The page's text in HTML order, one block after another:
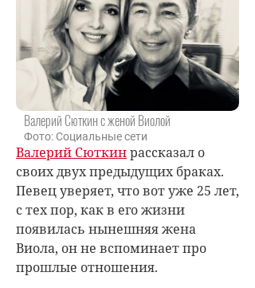
Валерий Сюткин с женой Виолой
Фото: Социальные сети
Валерий Сюткинрассказал о
своих двух предыдущих браках.
Певец уверяет, что вот уже 25 лет,
с тех пор, как в его жизни
появилась нынешняя жена
Виола, он не вспоминает про
прошлые отношения.